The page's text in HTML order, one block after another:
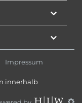
Impressum
innerhalb